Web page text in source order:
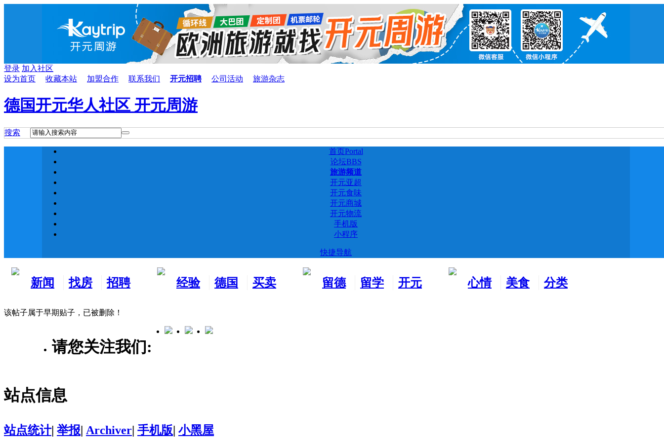
登录 加入社区
设为首页
收藏本站 加盟合作 联系我们 开元招聘 公司活动 旅游杂志
德国开元华人社区 开元周游
搜索
首页Portal
论坛BBS
旅游频道
开元亚超
开元食味
开元商城
开元物流
手机版
小程序
快捷导航
新闻
找房
招聘
经验
德国
买卖
留德
留学
开元
心情
美食
分类
该帖子属于早期贴子，已被删除！
请您关注我们:
站点信息
站点统计| 举报| Archiver| 手机版| 小黑屋